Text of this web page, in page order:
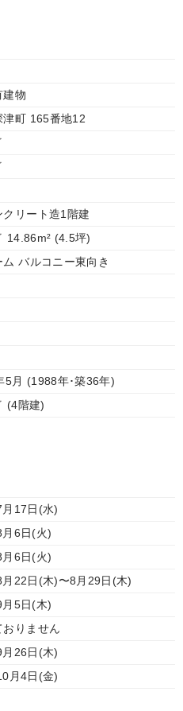
建物
津町 165番地12
クリート造1階建
14.86m² (4.5坪)
ム バルコニー東向き
5月 (1988年･築36年)
(4階建)
17日(水)
6日(火)
6日(火)
22日(木)〜8月29日(木)
5日(木)
おりません
26日(木)
月4日(金)